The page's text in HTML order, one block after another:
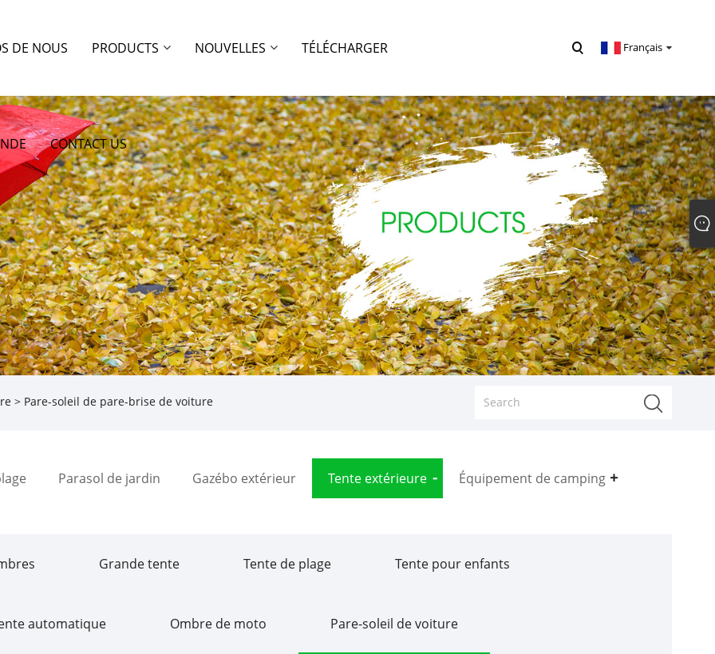
DE NOUS PRODUCTS NOUVELLES TÉLÉCHARGER
CONTACT US
Français
> Pare-soleil de pare-brise de voiture
Parasol de jardin Gazébo extérieur Tente extérieure Équipement de camping
Grande tente Tente de plage Tente pour enfants
automatique Ombre de moto Pare-soleil de voiture